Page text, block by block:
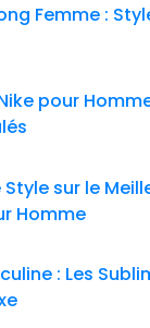
Femme :
pour
sur le
Homme
: Les